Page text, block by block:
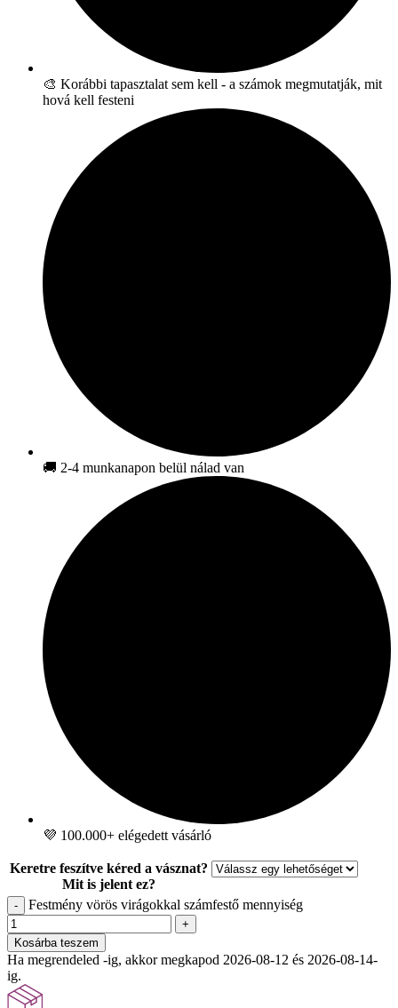
🎨 Korábbi tapasztalat sem kell - a számok megmutatják, mit
hová kell festeni
🚚 2-4 munkanapon belül nálad van
💜 100.000+ elégedett vásárló
Keretre feszítve kéred a vásznat?
Mit is jelent ez?
- Festmény vörös virágokkal számfestő mennyiség
+
Kosárba teszem
Ha megrendeled -ig, akkor megkapod 2026-08-12 és 2026-08-14-
ig.